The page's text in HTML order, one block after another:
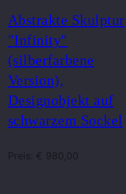
Abstrakte Skulptur
"Infinity"
(silberfarbene
Version),
Designobjekt auf
schwarzem Sockel
Preis: € 980,00